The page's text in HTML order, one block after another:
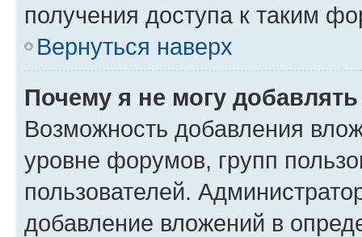
получения доступа к таким
Вернуться наверх
Почему я не могу
Возможность добавления
уровне форумов, групп
пользователей.
добавление вложений в